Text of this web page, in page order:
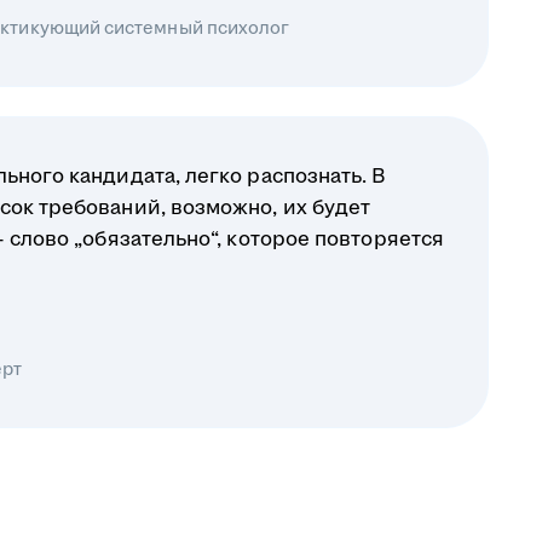
системный психолог
кандидата, легко распознать. В
требований, возможно, их будет
„обязательно“, которое повторяется